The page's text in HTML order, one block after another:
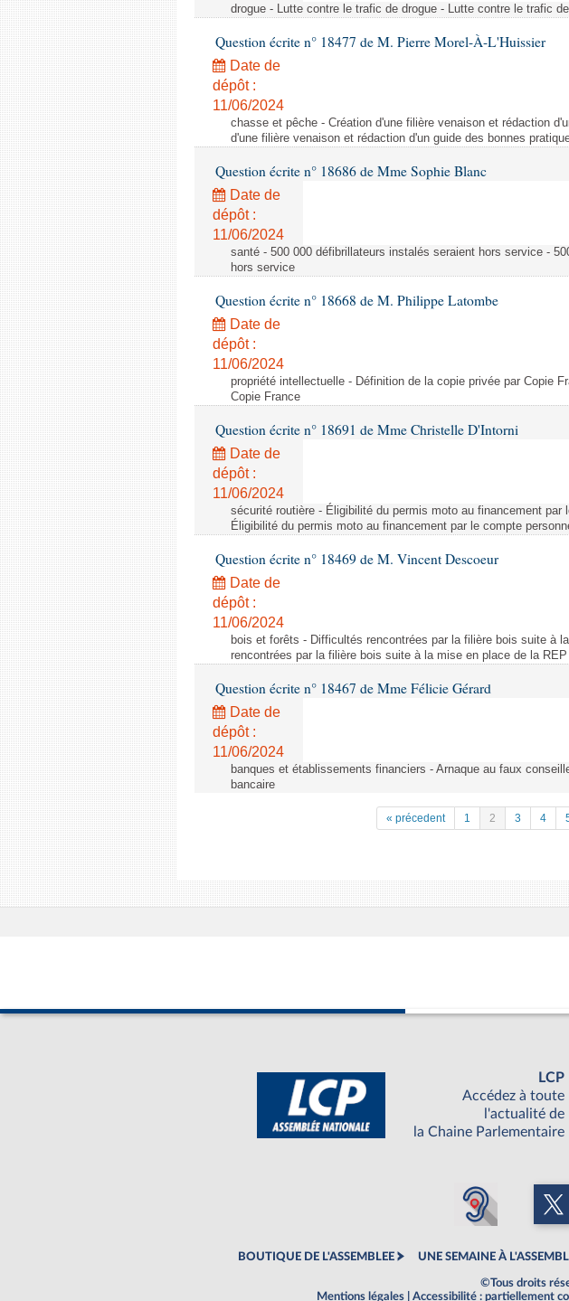
drogue - Lutte contre le trafic de drogue - Lutte contre le trafic
Question écrite n° 18477 de M. Pierre Morel-À-L'Huissier
Date de
dépôt :
11/06/2024
chasse et pêche - Création d'une filière venaison et rédaction
d'une filière venaison et rédaction d'un guide des bonnes
Question écrite n° 18686 de Mme Sophie Blanc
Date de
dépôt :
11/06/2024
santé - 500 000 défibrillateurs instalés seraient hors service -
hors service
Question écrite n° 18668 de M. Philippe Latombe
Date de
dépôt :
11/06/2024
propriété intellectuelle - Définition de la copie privée par Copie
Copie France
Question écrite n° 18691 de Mme Christelle D'Intorni
Date de
dépôt :
11/06/2024
sécurité routière - Éligibilité du permis moto au financement par
Éligibilité du permis moto au financement par le compte
Question écrite n° 18469 de M. Vincent Descoeur
Date de
dépôt :
11/06/2024
bois et forêts - Difficultés rencontrées par la filière bois suite à
rencontrées par la filière bois suite à la mise en place de la REP
Question écrite n° 18467 de Mme Félicie Gérard
Date de
dépôt :
11/06/2024
banques et établissements financiers - Arnaque au faux
bancaire
« précedent 1 2 3 4
LCP
Accédez à toute
l'actualité de
la Chaine Parlementaire
BOUTIQUE DE L'ASSEMBLEE UNE SEMAINE À
©Tous droits
Mentions légales
Accessibilité : partiellement